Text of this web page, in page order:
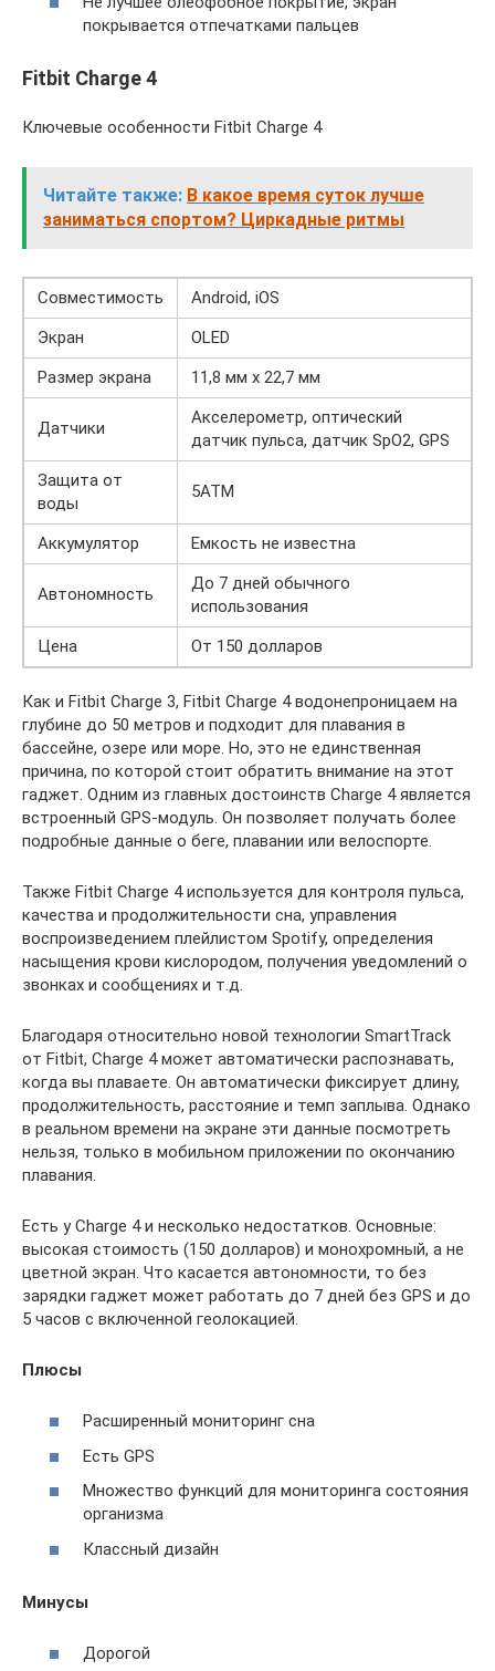
покрывается отпечатками пальцев
Fitbit Charge 4
Ключевые особенности Fitbit Charge 4
Читайте также: В какое время суток лучше
заниматься спортом? Циркадные ритмы
Совместимость
Android, iOS
Экран
OLED
Размер экрана
11,8 мм x 22,7 мм
Датчики
Акселерометр, оптический
датчик пульса, датчик SpO2, GPS
Защита от
воды
5АТМ
Аккумулятор Емкость не известна
Автономность
До 7 дней обычного
использования
Цена
От 150 долларов
Как и Fitbit Charge 3, Fitbit Charge 4 водонепроницаем на
глубине до 50 метров и подходит для плавания в
бассейне, озере или море. Но, это не единственная
причина, по которой стоит обратить внимание на этот
гаджет. Одним из главных достоинств Charge 4 является
встроенный GPS-модуль. Он позволяет получать более
подробные данные о беге, плавании или велоспорте.
Также Fitbit Charge 4 используется для контроля пульса,
качества и продолжительности сна, управления
воспроизведением плейлистом Spotify, определения
насыщения крови кислородом, получения уведомлений о
звонках и сообщениях и т.д.
Благодаря относительно новой технологии SmartTrack
от Fitbit, Charge 4 может автоматически распознавать,
когда вы плаваете. Он автоматически фиксирует длину,
продолжительность, расстояние и темп заплыва. Однако
в реальном времени на экране эти данные посмотреть
нельзя, только в мобильном приложении по окончанию
плавания.
Есть у Charge 4 и несколько недостатков. Основные:
высокая стоимость (150 долларов) и монохромный, а не
цветной экран. Что касается автономности, то без
зарядки гаджет может работать до 7 дней без GPS и до
5 часов с включенной геолокацией.
Плюсы
Расширенный мониторинг сна
Есть GPS
Множество функций для мониторинга состояния
организма
Классный дизайн
Минусы
Дорогой